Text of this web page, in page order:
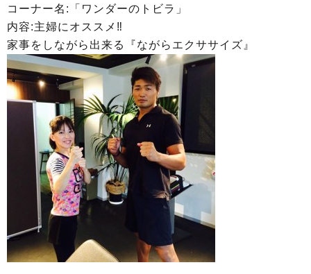
コーナー名:「ワンダーのトビラ」
内容:主婦にオススメ‼︎
家事をしながら出来る『ながらエクササイズ』